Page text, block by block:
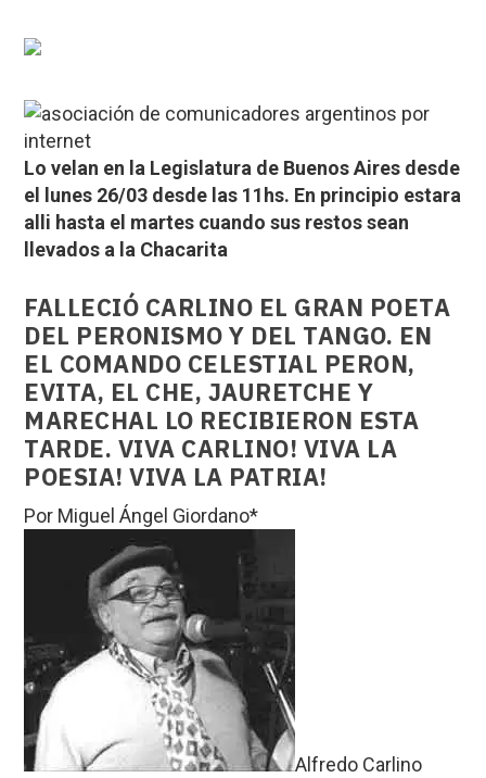
Lo velan en la Legislatura de Buenos Aires desde
el lunes 26/03 desde las 11hs. En principio estara
alli hasta el martes cuando sus restos sean
llevados a la Chacarita
FALLECIÓ CARLINO EL GRAN POETA
DEL PERONISMO Y DEL TANGO. EN
EL COMANDO CELESTIAL PERON,
EVITA, EL CHE, JAURETCHE Y
MARECHAL LO RECIBIERON ESTA
TARDE. VIVA CARLINO! VIVA LA
POESIA! VIVA LA PATRIA!
Por Miguel Ángel Giordano*
Alfredo Carlino